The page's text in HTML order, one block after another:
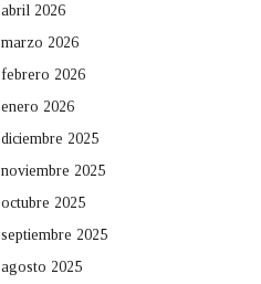
abril 2026
marzo 2026
febrero 2026
enero 2026
diciembre 2025
noviembre 2025
octubre 2025
septiembre 2025
agosto 2025